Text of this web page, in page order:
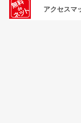
アクセスマ